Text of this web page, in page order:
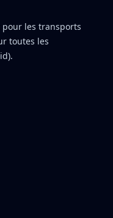
les transports
toutes les